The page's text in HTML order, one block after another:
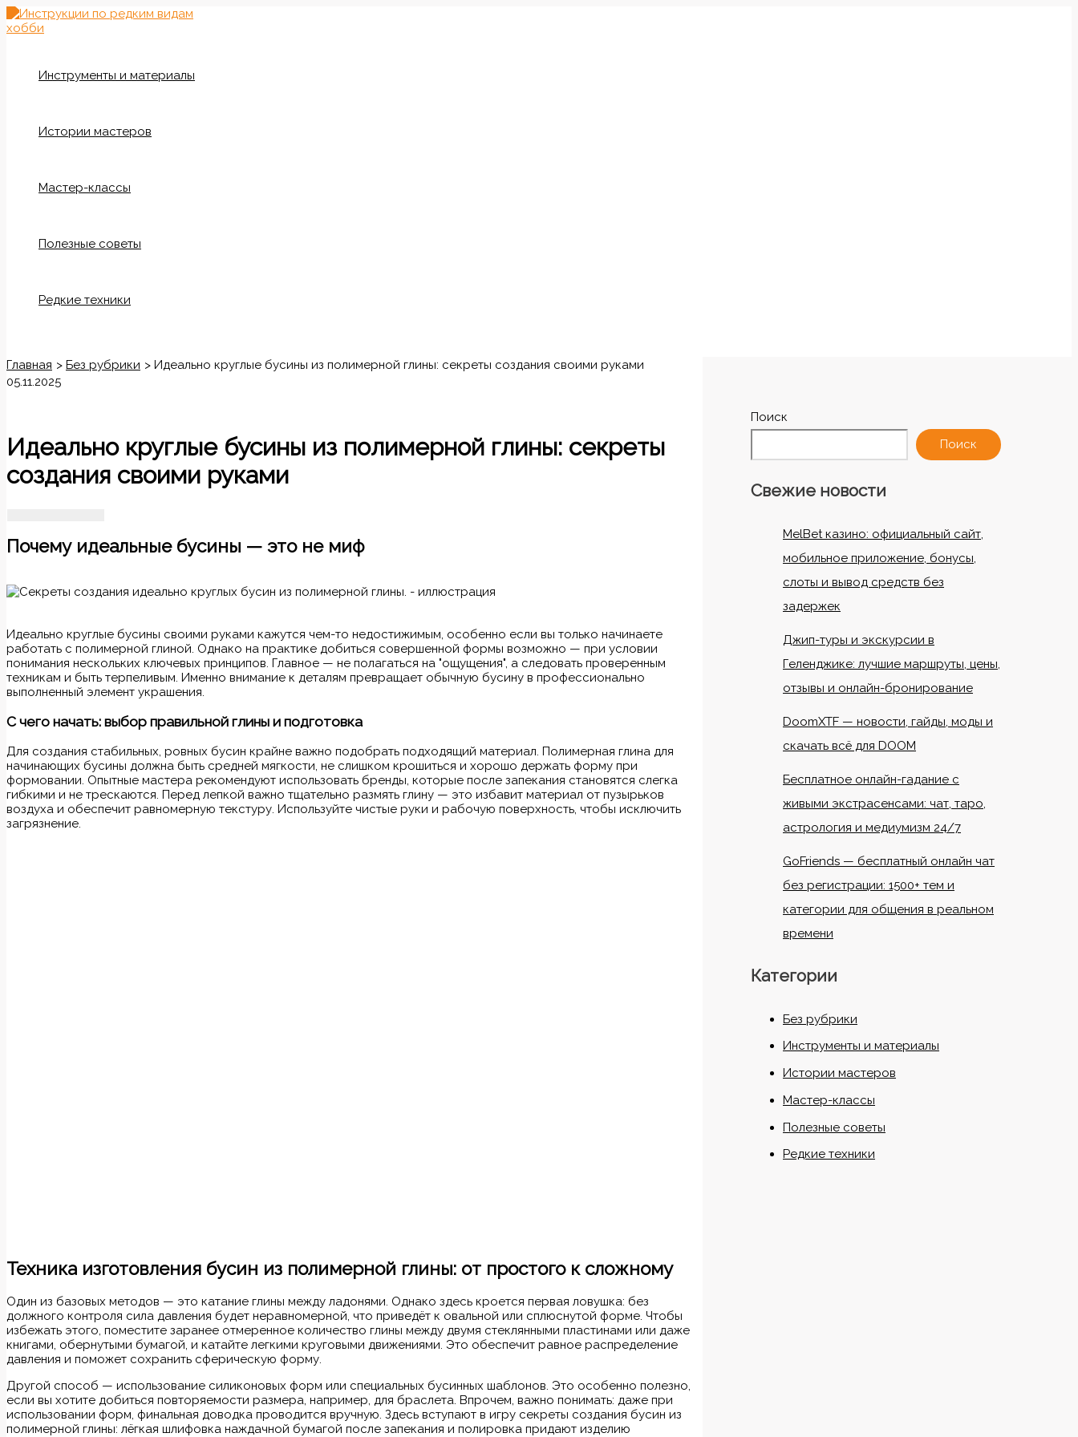
Перейти
к
Инструменты и материалы
Истории мастеров
Мастер-классы
Полезные советы
Редкие техники
Главная Без рубрики
Идеально круглые бусины из полимерной глины: секреты создания своими руками
05.11.2025
Идеально круглые бусины из полимерной глины: секреты
создания своими руками
Почему идеальные бусины — это не миф
Идеально круглые бусины своими руками кажутся чем-то недостижимым, особенно если вы только начинаете
работать с полимерной глиной. Однако на практике добиться совершенной формы возможно — при условии
понимания нескольких ключевых принципов. Главное — не полагаться на "ощущения", а следовать проверенным
техникам и быть терпеливым. Именно внимание к деталям превращает обычную бусину в профессионально
выполненный элемент украшения.
С чего начать: выбор правильной глины и подготовка
Для создания стабильных, ровных бусин крайне важно подобрать подходящий материал. Полимерная глина для
начинающих бусины должна быть средней мягкости, не слишком крошиться и хорошо держать форму при
формовании. Опытные мастера рекомендуют использовать бренды, которые после запекания становятся слегка
гибкими и не трескаются. Перед лепкой важно тщательно размять глину — это избавит материал от пузырьков
воздуха и обеспечит равномерную текстуру. Используйте чистые руки и рабочую поверхность, чтобы исключить
загрязнение.
Техника изготовления бусин из полимерной глины: от простого к сложному
Один из базовых методов — это катание глины между ладонями. Однако здесь кроется первая ловушка: без
должного контроля сила давления будет неравномерной, что приведёт к овальной или сплюснутой форме. Чтобы
избежать этого, поместите заранее отмеренное количество глины между двумя стеклянными пластинами или даже
книгами, обернутыми бумагой, и катайте легкими круговыми движениями. Это обеспечит равное распределение
давления и поможет сохранить сферическую форму.
Другой способ — использование силиконовых форм или специальных бусинных шаблонов. Это особенно полезно,
если вы хотите добиться повторяемости размера, например, для браслета. Впрочем, важно понимать: даже при
использовании форм, финальная доводка проводится вручную. Здесь вступают в игру секреты создания бусин из
полимерной глины: лёгкая шлифовка наждачной бумагой после запекания и полировка придают изделию
Поиск
Поиск
Свежие новости
MelBet казино: официальный сайт,
мобильное приложение, бонусы,
слоты и вывод средств без
задержек
Джип-туры и экскурсии в
Геленджике: лучшие маршруты, цены,
отзывы и онлайн-бронирование
DoomXTF — новости, гайды, моды и
скачать всё для DOOM
Бесплатное онлайн-гадание с
живыми экстрасенсами: чат, таро,
астрология и медиумизм 24/7
GoFriends — бесплатный онлайн чат
без регистрации: 1500+ тем и
категории для общения в реальном
времени
Категории
Без рубрики
Инструменты и материалы
Истории мастеров
Мастер-классы
Полезные советы
Редкие техники